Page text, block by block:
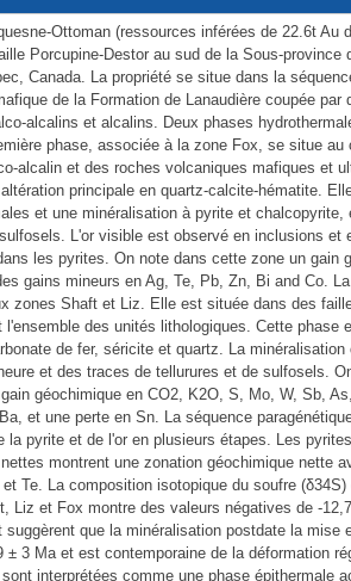
Ottoman (ressources inférées de 22.6t Au
Porcupine-Destor au sud de la Sous-province
Canada. La propriété se situe dans la
de la Formation de Lanaudière coupée
alcalins et alcalins. Deux phases
phase, associée à la zone Fox, se situe
alcalin et des roches volcaniques mafiques et
principale en quartz-calcite-hématite.
et une minéralisation à pyrite et
L'or visible est observé en inclusions et
les pyrites. On note dans cette zone un gain
gains mineurs en Ag, Te, Pb, Zn, Bi and Co.
zones Shaft et Liz. Elle est située dans des
l'ensemble des unités lithologiques. Cette phase
de fer, séricite et quartz. La
et des traces de tellurures et de sulfosels.
géochimique en CO2, K2O, S, Mo, W, Sb,
et une perte en Sn. La séquence
la pyrite et de l'or en plusieurs étapes. Les
montrent une zonation géochimique nette
Te. La composition isotopique du soufre
Liz et Fox montre des valeurs négatives de -
suggèrent que la minéralisation postdate la mise
± 3 Ma et est contemporaine de la déformation
interprétées comme une phase épithermale